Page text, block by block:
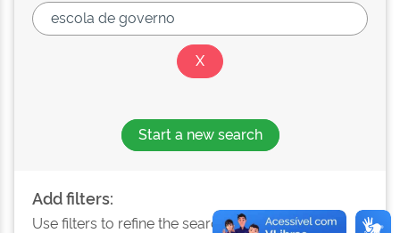
Start a new search
Add filters:
Use filters to refine the search results.